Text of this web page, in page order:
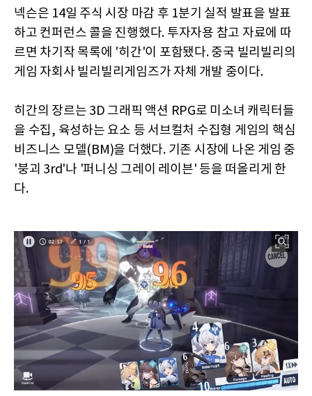
넥슨은 14일 주식 시장 마감 후 1분기 실적 발표을 발표
하고 컨퍼런스 콜을 진행했다. 투자자용 참고 자료에 따
르면 차기작 목록에 '히간'이 포함됐다. 중국 빌리빌리의
게임 자회사 빌리빌리게임즈가 자체 개발 중이다.
히간의 장르는 3D 그래픽 액션 RPG로 미소녀 캐릭터들
을 수집, 육성하는 요소 등 서브컬처 수집형 게임의 핵심
비즈니스 모델(BM)을 더했다. 기존 시장에 나온 게임 중
'붕괴 3rd'나 '퍼니싱 그레이 레이븐' 등을 떠올리게 한
다.